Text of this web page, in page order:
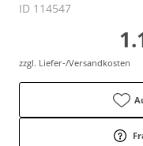
ID 114547
zzgl. Liefer-/Versandkosten